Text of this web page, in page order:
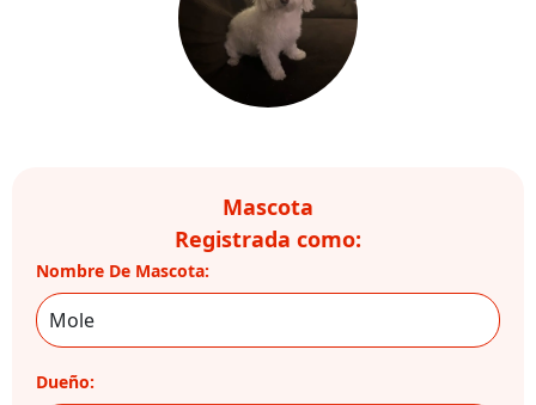
Mascota
Registrada como:
Nombre De Mascota:
Dueño: